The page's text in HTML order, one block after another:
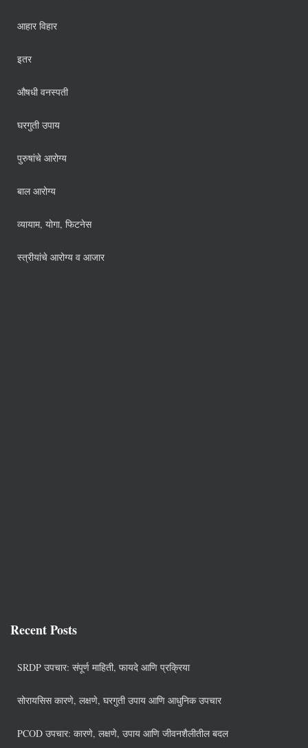
आहार विहार
इतर
औषधी वनस्पती
घरगुती उपाय
पुरुषांचे आरोग्य
बाल आरोग्य
व्यायाम, योगा, फिटनेस
स्त्रीयांचे आरोग्य व आजार
Recent Posts
SRDP उपचार: संपूर्ण माहिती, फायदे आणि प्रक्रिया
सोरायसिस कारणे, लक्षणे, घरगुती उपाय आणि आधुनिक उपचार
PCOD उपचार: कारणे, लक्षणे, उपाय आणि जीवनशैलीतील बदल